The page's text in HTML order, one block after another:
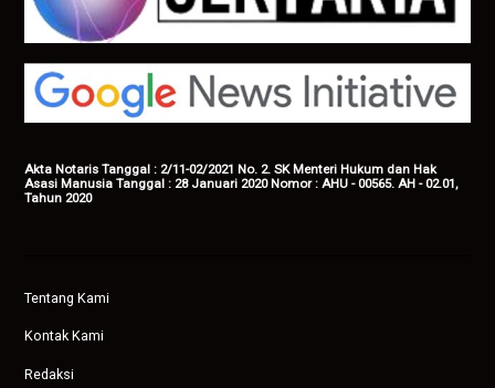
Akta Notaris Tanggal : 2/11-02/2021 No. 2. SK Menteri Hukum dan Hak
Asasi Manusia Tanggal : 28 Januari 2020 Nomor : AHU - 00565. AH - 02.01,
Tahun 2020
Tentang Kami
Kontak Kami
Redaksi